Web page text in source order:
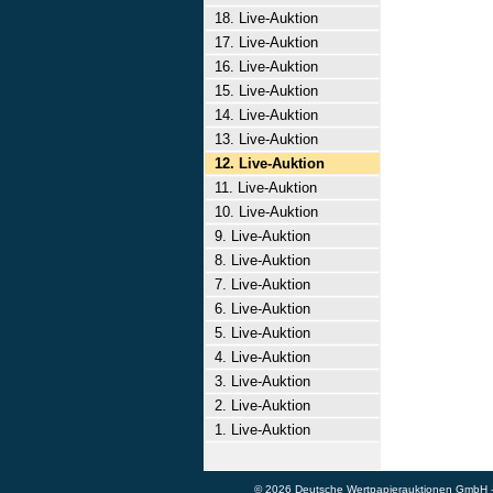
18. Live-Auktion
17. Live-Auktion
16. Live-Auktion
15. Live-Auktion
14. Live-Auktion
13. Live-Auktion
12. Live-Auktion
11. Live-Auktion
10. Live-Auktion
9. Live-Auktion
8. Live-Auktion
7. Live-Auktion
6. Live-Auktion
5. Live-Auktion
4. Live-Auktion
3. Live-Auktion
2. Live-Auktion
1. Live-Auktion
© 2026 Deutsche Wertpapierauktionen GmbH